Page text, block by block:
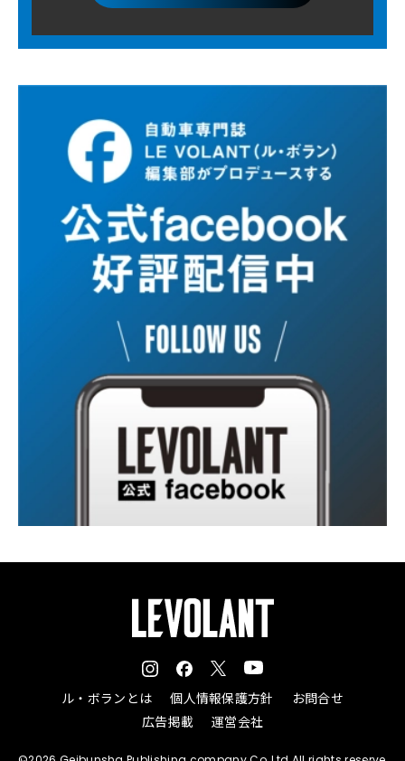
ル・ボランとは 個人情報保護方針
お問合せ
広告掲載
運営会社